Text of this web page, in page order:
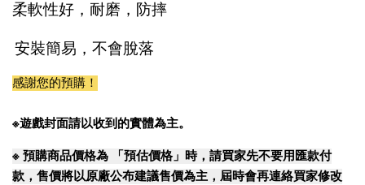
柔軟性好，耐磨，防摔
安裝簡易 ，不會脫落
感謝您的預購！
※遊戲封面請以收到的實體為主。
※ 預購商品價格為 「預估價格」時，請買家先不要用匯款付
款，售價將以原廠公布建議售價為主，屆時會再連絡買家修改